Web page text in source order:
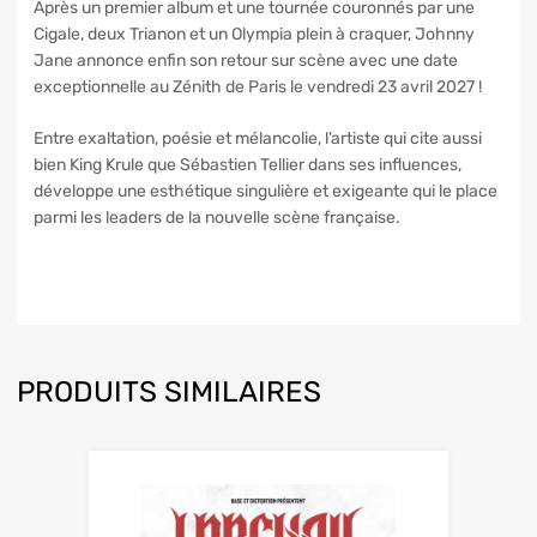
Après un premier album et une tournée couronnés par une
Cigale, deux Trianon et un Olympia plein à craquer, Johnny
Jane annonce enfin son retour sur scène avec une date
exceptionnelle au Zénith de Paris le vendredi 23 avril 2027 !
Entre exaltation, poésie et mélancolie, l’artiste qui cite aussi
bien King Krule que Sébastien Tellier dans ses influences,
développe une esthétique singulière et exigeante qui le place
parmi les leaders de la nouvelle scène française.
PRODUITS SIMILAIRES